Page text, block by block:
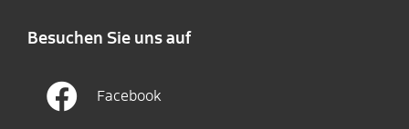
Besuchen Sie uns auf
Facebook